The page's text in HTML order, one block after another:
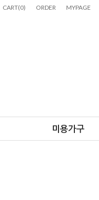
CART(0) ORDER MYPAGE
미용가구